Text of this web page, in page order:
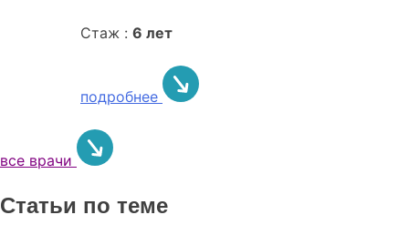
Стаж : 6 лет
подробнее
все врачи
Статьи по теме